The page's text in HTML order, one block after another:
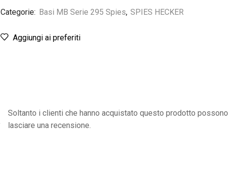
Categorie: Basi MB Serie 295 Spies, SPIES HECKER
Aggiungi ai preferiti
Soltanto i clienti che hanno acquistato questo prodotto possono
lasciare una recensione.